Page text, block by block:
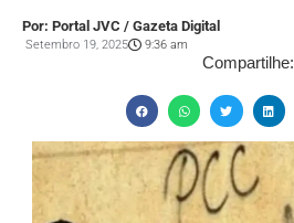
Por: Portal JVC / Gazeta Digital
Setembro 19, 2025 9:36 am
Compartilhe: